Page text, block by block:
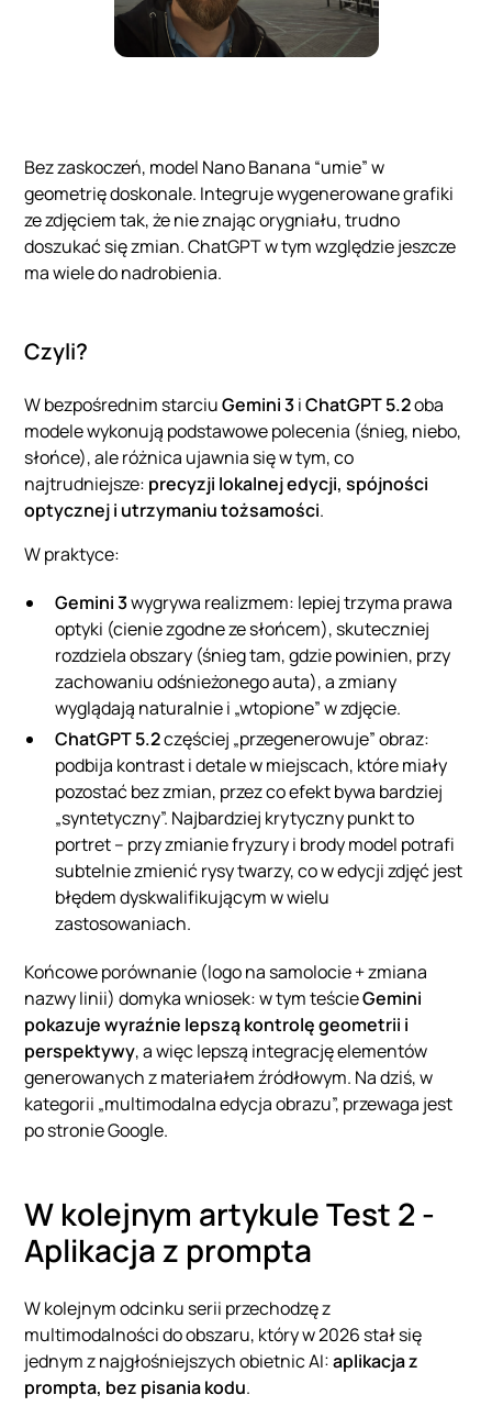
Bez zaskoczeń, model Nano Banana “umie” w
geometrię doskonale. Integruje wygenerowane grafiki
ze zdjęciem tak, że nie znając orygniału, trudno
doszukać się zmian. ChatGPT w tym względzie jeszcze
ma wiele do nadrobienia.
Czyli?
W bezpośrednim starciuGemini 3iChatGPT 5.2oba
modele wykonują podstawowe polecenia (śnieg, niebo,
słońce), ale różnica ujawnia się w tym, co
najtrudniejsze: precyzji lokalnej edycji, spójności
optycznej i utrzymaniu tożsamości.
W praktyce:
Gemini 3wygrywa realizmem: lepiej trzyma prawa
optyki (cienie zgodne ze słońcem), skuteczniej
rozdziela obszary (śnieg tam, gdzie powinien, przy
zachowaniu odśnieżonego auta), a zmiany
wyglądają naturalnie i „wtopione” w zdjęcie.
ChatGPT 5.2częściej „przegenerowuje” obraz:
podbija kontrast i detale w miejscach, które miały
pozostać bez zmian, przez co efekt bywa bardziej
„syntetyczny”. Najbardziej krytyczny punkt to
portret – przy zmianie fryzury i brody model potrafi
subtelnie zmienić rysy twarzy, co w edycji zdjęć jest
błędem dyskwalifikującym w wielu
zastosowaniach.
Końcowe porównanie (logo na samolocie + zmiana
nazwy linii) domyka wniosek: w tym teścieGemini
pokazuje wyraźnie lepszą kontrolę geometrii i
perspektywy, a więc lepszą integrację elementów
generowanych z materiałem źródłowym. Na dziś, w
kategorii „multimodalna edycja obrazu”, przewaga jest
po stronie Google.
W kolejnym artykule Test 2 -
Aplikacja z prompta
W kolejnym odcinku serii przechodzę z
multimodalności do obszaru, który w 2026 stał się
jednym z najgłośniejszych obietnic AI:aplikacja z
prompta, bez pisania kodu.